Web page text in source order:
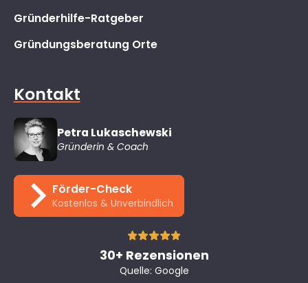
Gründerhilfe-Ratgeber
Gründungsberatung Orte
Kontakt
Petra Lukaschewski
Gründerin & Coach
Förder-Check
Kostenlos & Unverbindlich
30+ Rezensionen
Quelle: Google